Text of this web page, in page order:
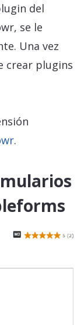
del
se le
Una vez
crear plugins
.